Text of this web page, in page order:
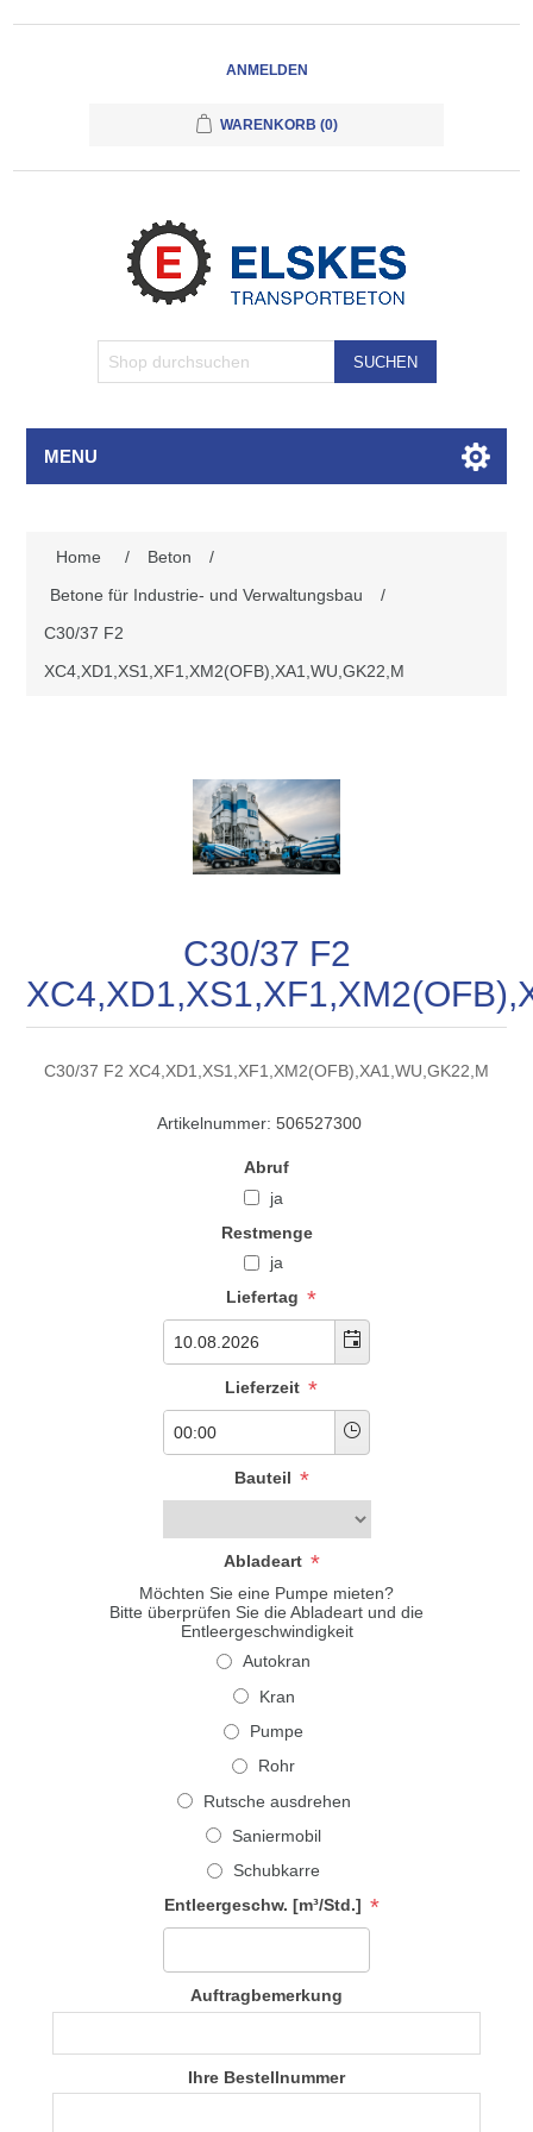
ANMELDEN
WARENKORB (0)
SUCHEN
MENU
Home / Beton
/
Betone für Industrie- und Verwaltungsbau
/
C30/37 F2
XC4,XD1,XS1,XF1,XM2(OFB),XA1,WU,GK22,M
C30/37 F2
C30/37 F2 XC4,XD1,XS1,XF1,XM2(OFB),XA1,WU,GK22,M
Artikelnummer: 506527300
Abruf
ja
Restmenge
ja
Liefertag *
Lieferzeit *
Bauteil *
Abladeart *
Möchten Sie eine Pumpe mieten?
Bitte überprüfen Sie die Abladeart und die
Entleergeschwindigkeit
Autokran
Kran
Pumpe
Rohr
Rutsche ausdrehen
Saniermobil
Schubkarre
Entleergeschw. [m³/Std.] *
Auftragbemerkung
Ihre Bestellnummer